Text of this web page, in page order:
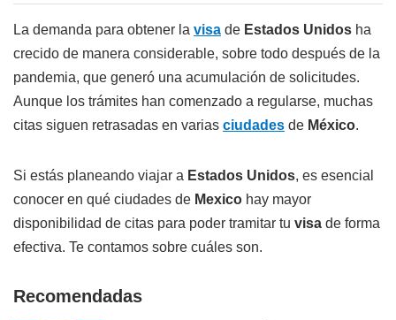
La demanda para obtener la visa de Estados Unidos ha
crecido de manera considerable, sobre todo después de la
pandemia, que generó una acumulación de solicitudes.
Aunque los trámites han comenzado a regularse, muchas
citas siguen retrasadas en varias ciudades de México.
Si estás planeando viajar a Estados Unidos, es esencial
conocer en qué ciudades de Mexico hay mayor
disponibilidad de citas para poder tramitar tu visa de forma
efectiva. Te contamos sobre cuáles son.
Recomendadas